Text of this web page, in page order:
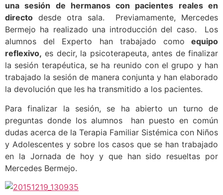
una sesión de hermanos con pacientes reales en
directo desde otra sala. Previamamente, Mercedes
Bermejo ha realizado una introducción del caso. Los
alumnos del Experto han trabajado como equipo
reflexivo, es decir, la psicoterapeuta, antes de finalizar
la sesión terapéutica, se ha reunido con el grupo y han
trabajado la sesión de manera conjunta y han elaborado
la devolución que les ha transmitido a los pacientes.
Para finalizar la sesión, se ha abierto un turno de
preguntas donde los alumnos han puesto en común
dudas acerca de la Terapia Familiar Sistémica con Niños
y Adolescentes y sobre los casos que se han trabajado
en la Jornada de hoy y que han sido resueltas por
Mercedes Bermejo.